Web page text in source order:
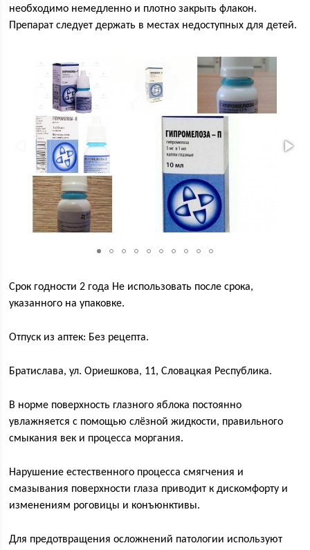
необходимо немедленно и плотно закрыть флакон.
Препарат следует держать в местах недоступных для детей.
Срок годности 2 года Не использовать после срока,
указанного на упаковке.
Отпуск из аптек: Без рецепта.
Братислава, ул. Ориешкова, 11, Словацкая Республика.
В норме поверхность глазного яблока постоянно
увлажняется с помощью слёзной жидкости, правильного
смыкания век и процесса моргания.
Нарушение естественного процесса смягчения и
смазывания поверхности глаза приводит к дискомфорту и
изменениям роговицы и конъюнктивы.
Для предотвращения осложнений патологии используют